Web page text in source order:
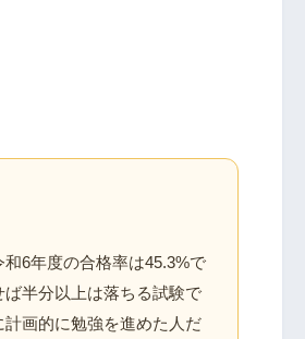
6年度の合格率は45.3%で
半分以上は落ちる試験で
画的に勉強を進めた人だ